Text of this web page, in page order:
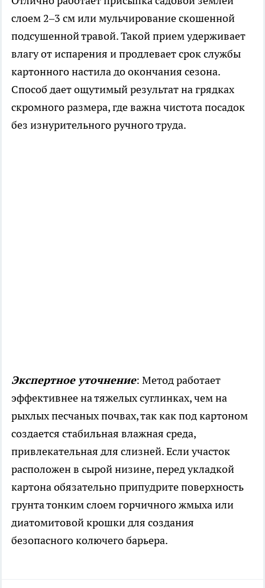
слоем 2–3 см или мульчирование скошенной
подсушенной травой. Такой прием удерживает
влагу от испарения и продлевает срок службы
картонного настила до окончания сезона.
Способ дает ощутимый результат на грядках
скромного размера, где важна чистота посадок
без изнурительного ручного труда.
Экспертное уточнение: Метод работает
эффективнее на тяжелых суглинках, чем на
рыхлых песчаных почвах, так как под картоном
создается стабильная влажная среда,
привлекательная для слизней. Если участок
расположен в сырой низине, перед укладкой
картона обязательно припудрите поверхность
грунта тонким слоем горчичного жмыха или
диатомитовой крошки для создания
безопасного колючего барьера.